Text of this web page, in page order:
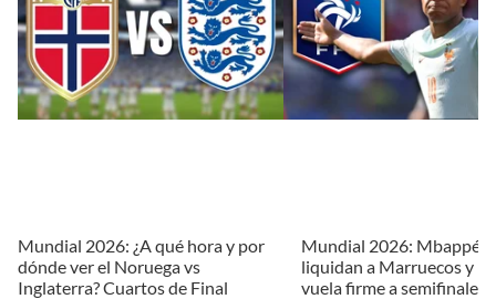
Mundial 2026: ¿A qué hora y por
dónde ver el Noruega vs
Inglaterra? Cuartos de Final
Mundial 2026: Mbappé y
liquidan a Marruecos y
vuela firme a semifinales